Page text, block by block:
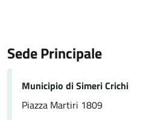
Sede Principale
Municipio di Simeri Crichi
Piazza Martiri 1809